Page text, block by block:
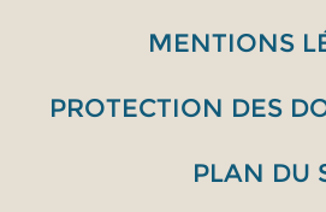
MENTIONS
PROTECTION DES
PLAN DU